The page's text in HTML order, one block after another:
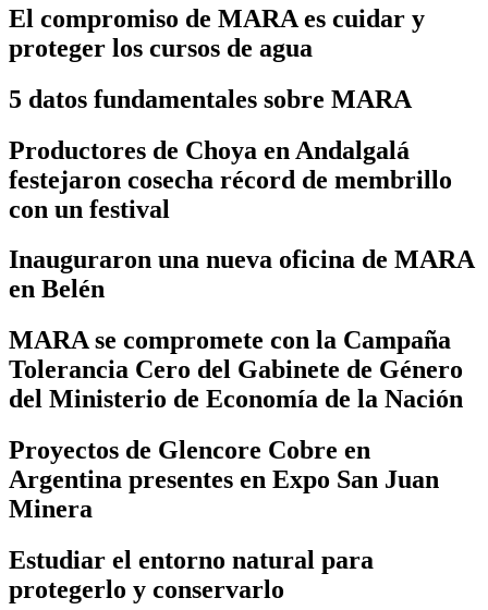
El compromiso de MARA es cuidar y
proteger los cursos de agua
5 datos fundamentales sobre MARA
Productores de Choya en Andalgalá
festejaron cosecha récord de membrillo
con un festival
Inauguraron una nueva oficina de MARA
en Belén
MARA se compromete con la Campaña
Tolerancia Cero del Gabinete de Género
del Ministerio de Economía de la Nación
Proyectos de Glencore Cobre en
Argentina presentes en Expo San Juan
Minera
Estudiar el entorno natural para
protegerlo y conservarlo